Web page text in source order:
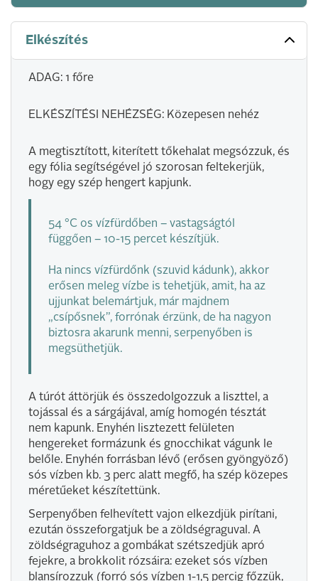
Elkészítés
ADAG: 1 főre
ELKÉSZÍTÉSI NEHÉZSÉG: Közepesen nehéz
A megtisztított, kiterített tőkehalat megsózzuk, és
egy fólia segítségével jó szorosan feltekerjük,
hogy egy szép hengert kapjunk.
54 °C os vízfürdőben – vastagságtól
függően – 10-15 percet készítjük.
Ha nincs vízfürdőnk (szuvid kádunk), akkor
erősen meleg vízbe is tehetjük, amit, ha az
ujjunkat belemártjuk, már majdnem
„csípősnek”, forrónak érzünk, de ha nagyon
biztosra akarunk menni, serpenyőben is
megsüthetjük.
A túrót áttörjük és összedolgozzuk a liszttel, a
tojással és a sárgájával, amíg homogén tésztát
nem kapunk. Enyhén lisztezett felületen
hengereket formázunk és gnocchikat vágunk le
belőle. Enyhén forrásban lévő (erősen gyöngyöző)
sós vízben kb. 3 perc alatt megfő, ha szép közepes
méretűeket készítettünk.
Serpenyőben felhevített vajon elkezdjük pirítani,
ezután összeforgatjuk be a zöldségraguval. A
zöldségraguhoz a gombákat szétszedjük apró
fejekre, a brokkolit rózsáira: ezeket sós vízben
blansírozzuk (forró sós vízben 1-1,5 percig főzzük,